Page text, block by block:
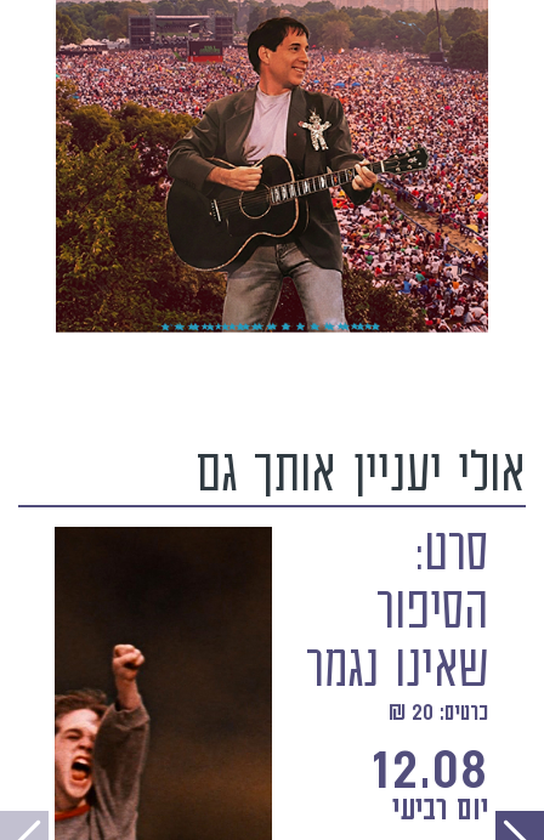
אולי יעניין אותך גם
סרט:
הסיפור
שאינו נגמר
כרטיס: 20 ₪
12.08
יום רביעי